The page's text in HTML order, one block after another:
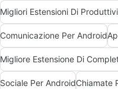
Comunicazione Per Android
Sociale Per AndroidChiamate